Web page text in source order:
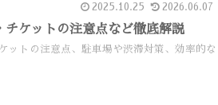
2025.10.25 2026.06.07
チケットの注意点など徹底解説
ットの注意点、駐車場や渋滞対策、効率的な